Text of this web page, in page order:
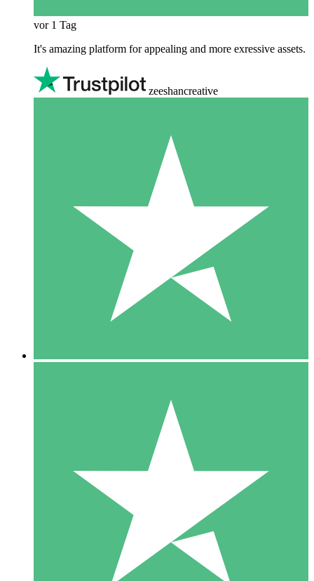
vor 1 Tag
It's amazing platform for appealing and more exressive assets.
zeeshancreative